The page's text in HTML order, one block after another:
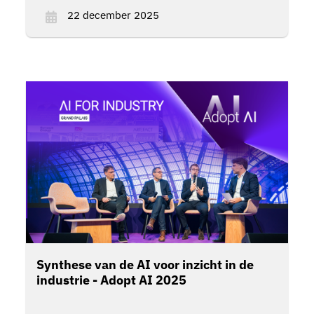
moeten aangaan bij het implementeren van
22 december 2025
Synthese van de AI voor inzicht in de
industrie - Adopt AI 2025